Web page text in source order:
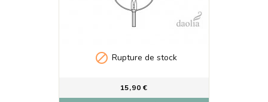
 Rupture de stock
15,90 €